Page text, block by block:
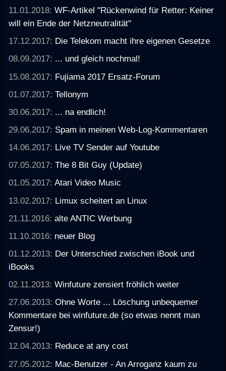
11.01.2018:WF-Artikel "Rückenwind für Retter: Keiner
will ein Ende der Netzneutralität"
17.12.2017: Die Telekom macht ihre eigenen Gesetze
08.09.2017: ... und gleich nochmal!
15.08.2017: Fujiama 2017 Ersatz-Forum
01.07.2017:Tellonym
30.06.2017: ... na endlich!
29.06.2017: Spam in meinen Web-Log-Kommentaren
14.06.2017: Live TV Sender auf Youtube
07.05.2017:The 8 Bit Guy (Update)
01.05.2017:Atari Video Music
13.02.2017: Limux scheitert an Linux
21.11.2016:alte ANTIC Werbung
11.10.2016: neuer Blog
01.12.2013: Der Unterschied zwischen iBook und
iBooks
02.11.2013:Winfuture zensiert fröhlich weiter
27.06.2013:Ohne Worte ... Löschung unbequemer
Kommentare bei winfuture.de (so etwas nennt man
Zensur!)
12.04.2013: Reduce at any cost
27.05.2012: Mac-Benutzer - An Arroganz kaum zu